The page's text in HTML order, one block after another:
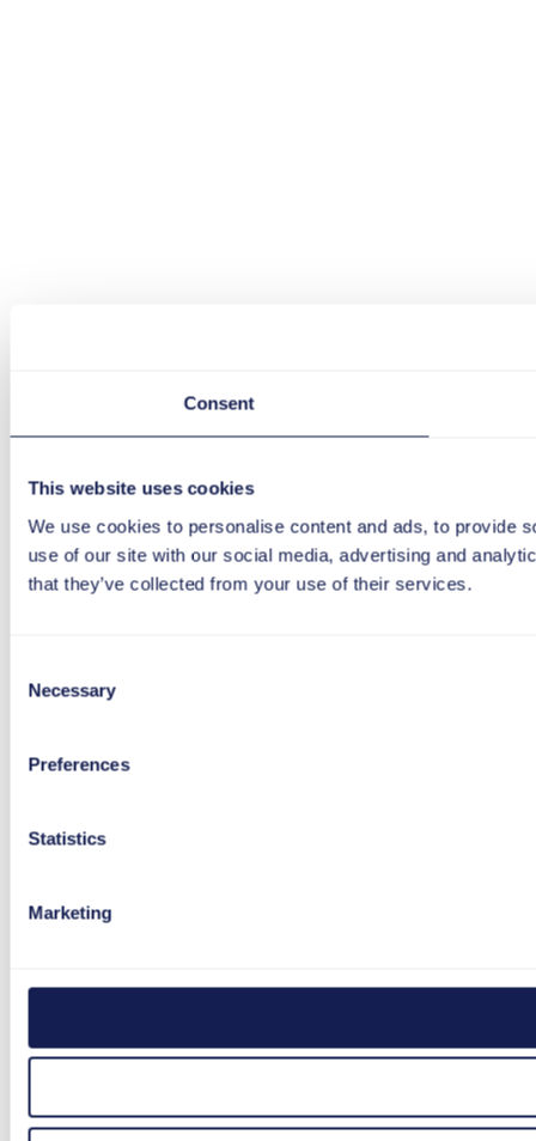
Consent
This website uses cookies
We use cookies to personalise content and ads, to provide
use of our site with our social media, advertising and
that they’ve collected from your use of their services.
Selection
Necessary
Preferences
Statistics
Marketing